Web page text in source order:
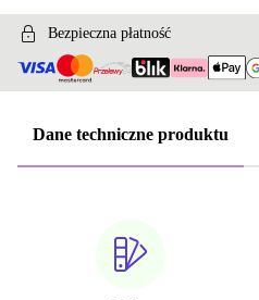
Bezpieczna płatność
Dane techniczne produktu